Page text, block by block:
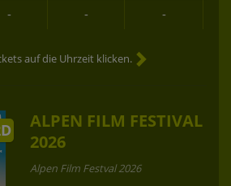
- - -
auf die Uhrzeit klicken.
ALPEN FILM FESTIVAL
2026
Alpen Film Festval 2026